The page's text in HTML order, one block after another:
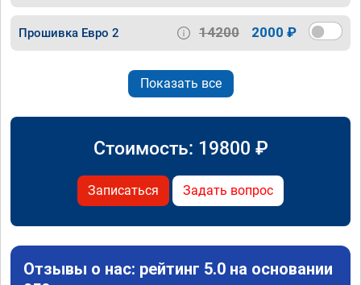
Прошивка Евро 2 14200 2000 ₽
Показать все
Стоимость: 19800 ₽
Записаться Задать вопрос
Отзывы о нас: рейтинг 5.0 на основании